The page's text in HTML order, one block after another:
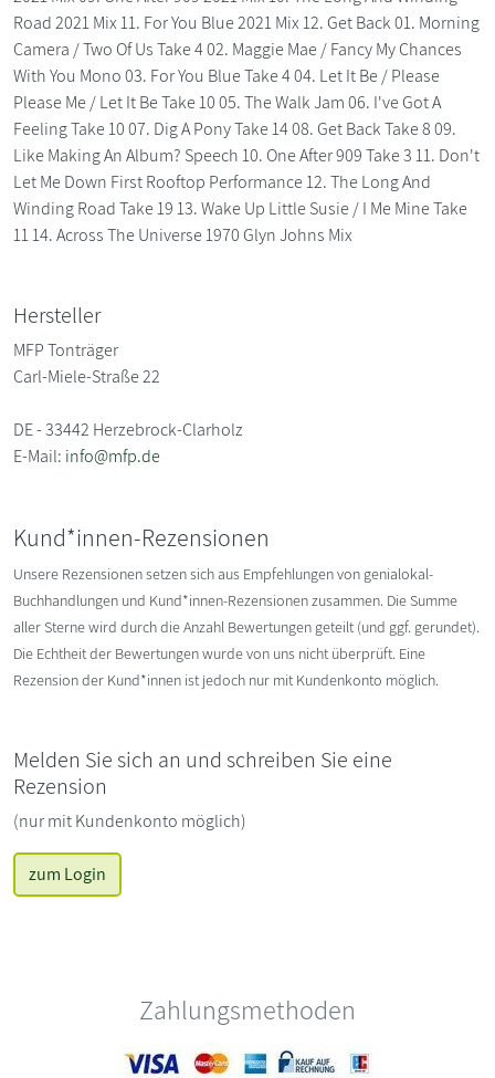
Road 2021 Mix 11. For You Blue 2021 Mix 12. Get Back 01. Morning
Camera / Two Of Us Take 4 02. Maggie Mae / Fancy My Chances
With You Mono 03. For You Blue Take 4 04. Let It Be / Please
Please Me / Let It Be Take 10 05. The Walk Jam 06. I've Got A
Feeling Take 10 07. Dig A Pony Take 14 08. Get Back Take 8 09.
Like Making An Album? Speech 10. One After 909 Take 3 11. Don't
Let Me Down First Rooftop Performance 12. The Long And
Winding Road Take 19 13. Wake Up Little Susie / I Me Mine Take
11 14. Across The Universe 1970 Glyn Johns Mix
Hersteller
MFP Tonträger
Carl-Miele-Straße 22
DE - 33442 Herzebrock-Clarholz
E-Mail: info@mfp.de
Kund*innen-Rezensionen
Unsere Rezensionen setzen sich aus Empfehlungen von genialokal-
Buchhandlungen und Kund*innen-Rezensionen zusammen. Die Summe
aller Sterne wird durch die Anzahl Bewertungen geteilt (und ggf. gerundet).
Die Echtheit der Bewertungen wurde von uns nicht überprüft. Eine
Rezension der Kund*innen ist jedoch nur mit Kundenkonto möglich.
Melden Sie sich an und schreiben Sie eine
Rezension
(nur mit Kundenkonto möglich)
zum Login
Zahlungsmethoden